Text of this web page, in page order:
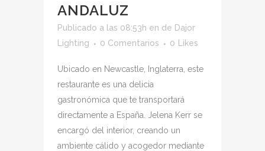
ANDALUZ
Publicado a las 08:53h en de Dajor
Lighting
0 Comentarios 0 Likes
Ubicado en Newcastle, Inglaterra, este
restaurante es una delicia
gastronómica que te transportará
directamente a España. Jelena Kerr se
encargó del interior, creando un
ambiente cálido y acogedor mediante